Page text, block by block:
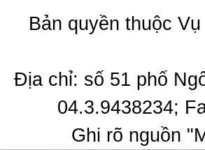
Bản quyền thuộc
Địa chỉ: số 51 phố
04.3.9438234;
Ghi rõ nguồn